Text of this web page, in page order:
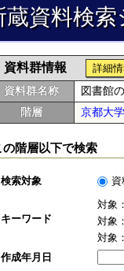
蔵資料検
資料群情報
詳細
資料群名称
図書館
階層
京都大
の階層以下で検索
検索対象 資
キーワード
対象
対象
対象
作成年月日